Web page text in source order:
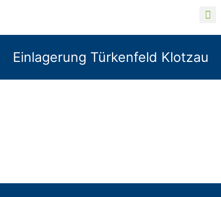
Einlagerung Türkenfeld Klotzau